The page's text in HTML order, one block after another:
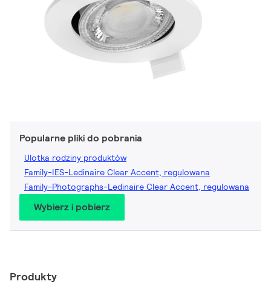
Popularne pliki do pobrania
Ulotka rodziny produktów
Family-IES-Ledinaire Clear Accent, regulowana
Family-Photographs-Ledinaire Clear Accent, regulowana
Wybierz i pobierz
Produkty